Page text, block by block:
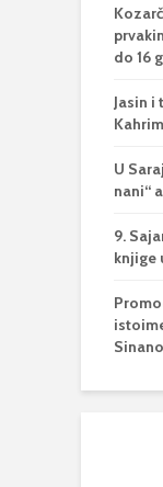
do 16
Jasin i
U
nani“
9.
knjige